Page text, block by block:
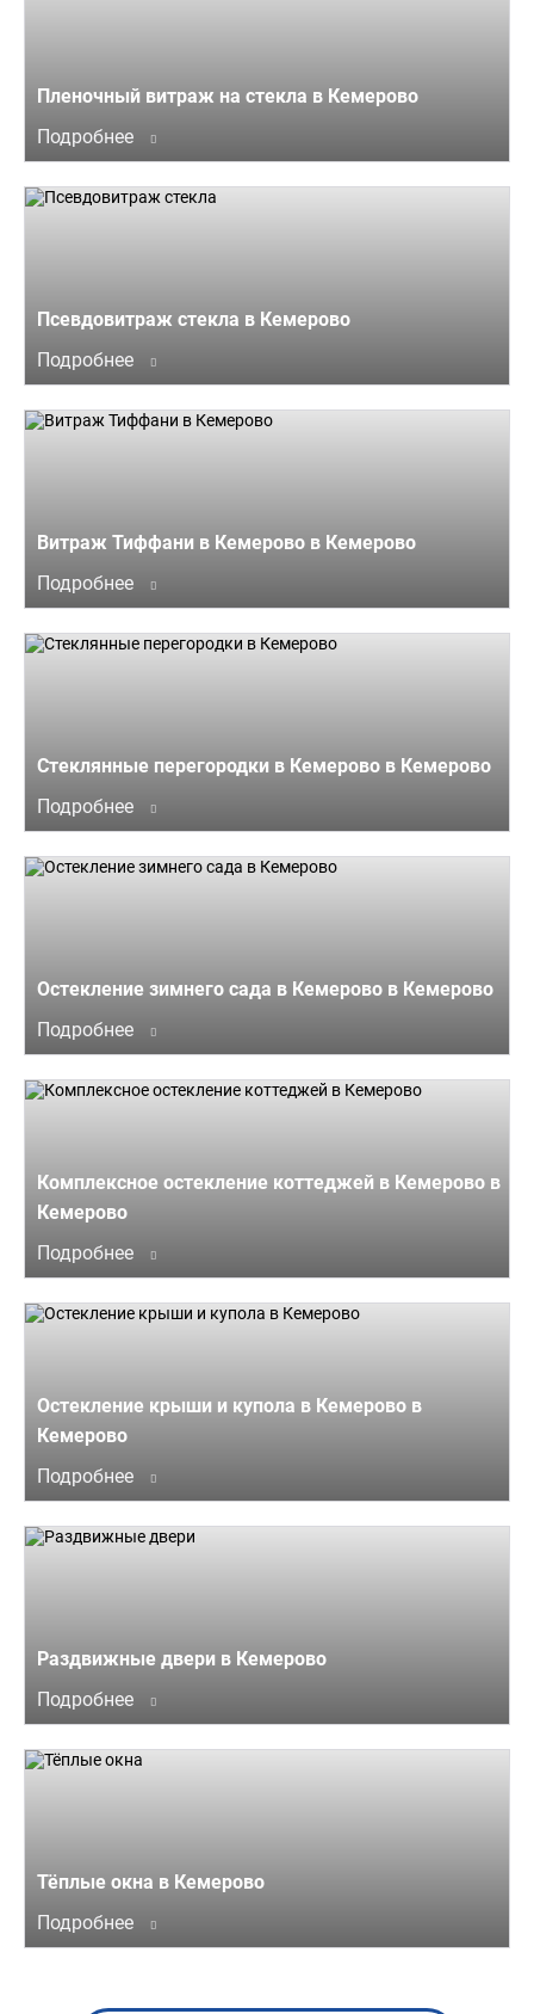
Пленочный витраж на стекла в Кемерово
Подробнее
Псевдовитраж стекла в Кемерово
Подробнее
Витраж Тиффани в Кемерово в Кемерово
Подробнее
Стеклянные перегородки в Кемерово в Кемерово
Подробнее
Остекление зимнего сада в Кемерово в Кемерово
Подробнее
Комплексное остекление коттеджей в Кемерово в
Кемерово
Подробнее
Остекление крыши и купола в Кемерово в
Кемерово
Подробнее
Раздвижные двери в Кемерово
Подробнее
Тёплые окна в Кемерово
Подробнее